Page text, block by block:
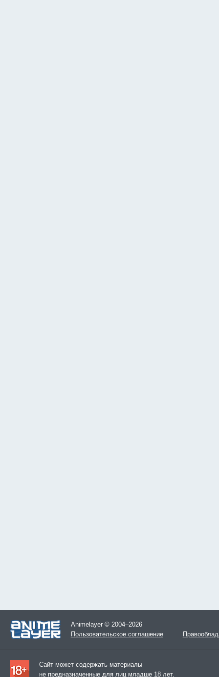
Animelayer © 2004–2026
Пользовательское соглашение
Сайт может содержать материалы
не предназначенные для лиц младше 18 лет.